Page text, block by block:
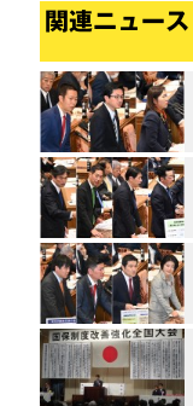
関連ニュース